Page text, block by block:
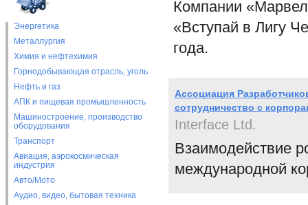
Энергетика
Металлургия
Химия и нефтехимия
Горнодобывающая отрасль, уголь
Нефть и газ
АПК и пищевая промышленность
Машиностроение, производство
оборудования
Транспорт
Авиация, аэрокосмическая
индустрия
Авто/Мото
Аудио, видео, бытовая техника
Компании
«Вступай в Лигу
года.
Ассоциация
сотрудничество с
Interface Ltd.
Взаимодействие
международной